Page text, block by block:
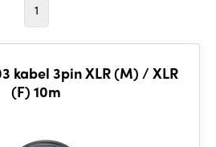
1
kabel 3pin XLR (M) / XLR
(F) 10m